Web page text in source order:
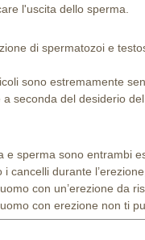
l'uscita dello sperma.
di spermatozoi e
sono estremamente
seconda del desiderio
sperma sono entrambi
durante
con un’erezione da
con erezione non ti